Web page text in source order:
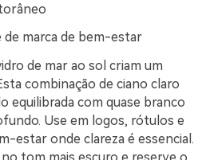
de marca de bem-estar
de mar ao sol criam um
combinação de ciano claro
equilibrada com quase branco
Use em logos, rótulos e
estar onde clareza é essencial.